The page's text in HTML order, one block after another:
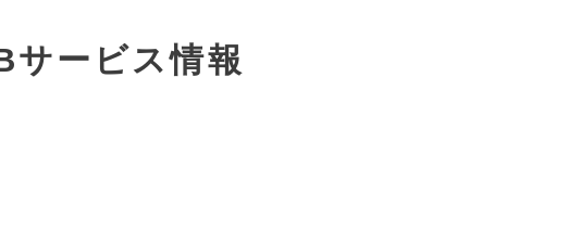
サービス情報